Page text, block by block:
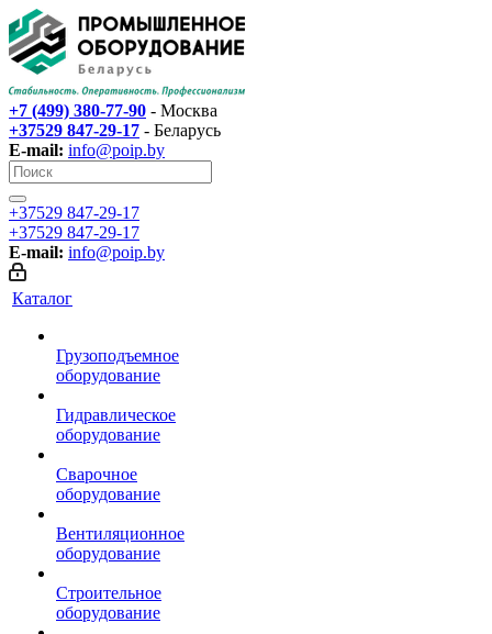
+7 (499) 380-77-90 - Москва
+37529 847-29-17‬ - Беларусь
E-mail: info@poip.by
+37529 847-29-17‬
+37529 847-29-17‬
E-mail: info@poip.by
Каталог
Грузоподъемное
оборудование
Гидравлическое
оборудование
Сварочное
оборудование
Вентиляционное
оборудование
Строительное
оборудование